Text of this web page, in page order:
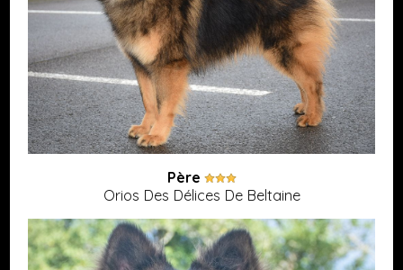
Père
Orios Des Délices De Beltaine